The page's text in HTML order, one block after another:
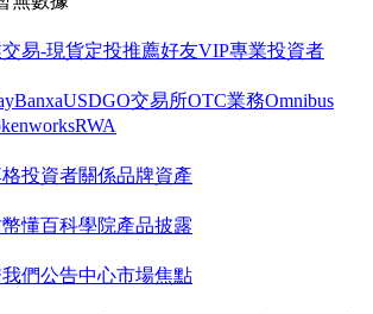
易-現貨定投推薦好友VIP專業投資者
BanxaUSDGO交易所OTC業務Omnibus
RWA
投資者關係品牌資產
幣懂百科學院產品披露
們公告中心市場焦點